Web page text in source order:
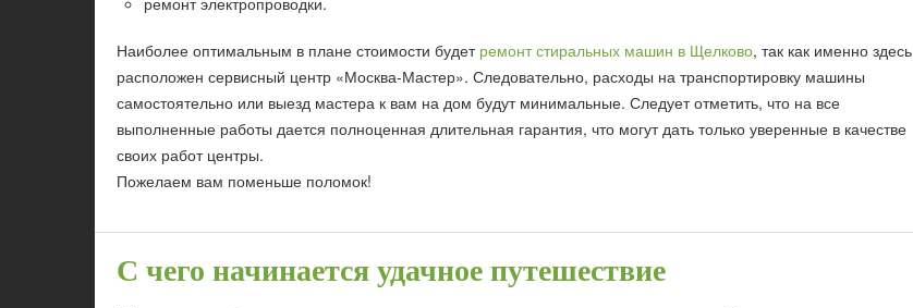
Наиболее оптимальным в плане стоимости будет ремонт стиральных машин в Щелково, так как именно здесь
расположен сервисный центр «Москва-Мастер». Следовательно, расходы на транспортировку машины
самостоятельно или выезд мастера к вам на дом будут минимальные. Следует отметить, что на все
выполненные работы дается полноценная длительная гарантия, что могут дать только уверенные в качестве
своих работ центры.
Пожелаем вам поменьше поломок!
С чего начинается удачное путешествие